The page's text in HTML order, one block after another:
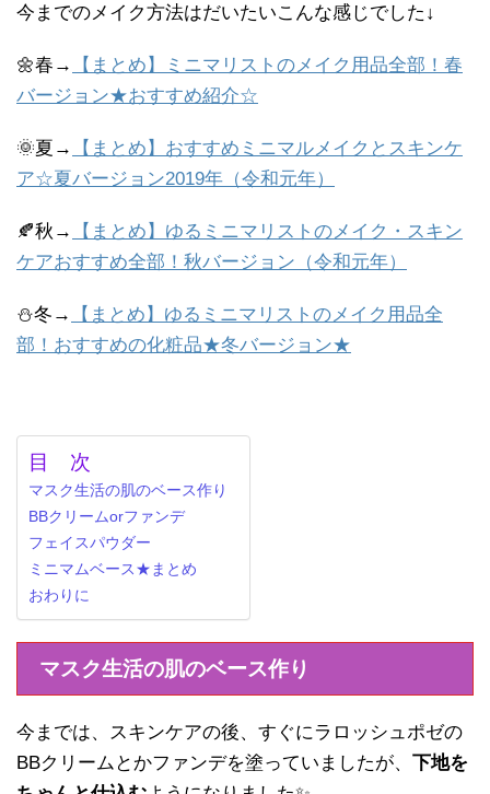
今までのメイク方法はだいたいこんな感じでした↓
🌼春→
【まとめ】ミニマリストのメイク用品全部！春
バージョン★おすすめ紹介☆
🌞夏→
【まとめ】おすすめミニマルメイクとスキンケ
ア☆夏バージョン2019年（令和元年）
🍂秋→
【まとめ】ゆるミニマリストのメイク・スキン
ケアおすすめ全部！秋バージョン（令和元年）
⛄冬→
【まとめ】ゆるミニマリストのメイク用品全
部！おすすめの化粧品★冬バージョン★
目 次
マスク生活の肌のベース作り
BBクリームorファンデ
フェイスパウダー
ミニマムベース★まとめ
おわりに
マスク生活の肌のベース作り
今までは、スキンケアの後、すぐにラロッシュポゼの
BBクリームとかファンデを塗っていましたが、 下地を